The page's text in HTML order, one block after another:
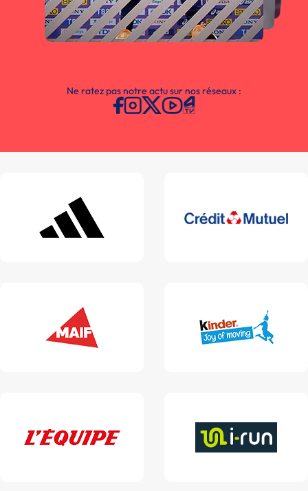
Ne ratez pas notre actu sur nos réseaux :